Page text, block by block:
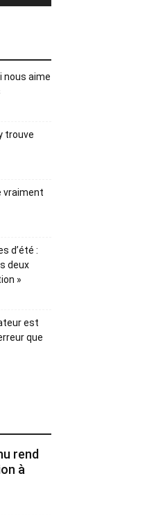
nous aime
trouve
vraiment
d’été :
deux
»
est
que
rend
à